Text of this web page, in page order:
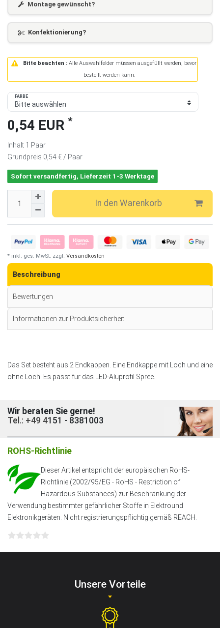
Montage gewünscht?
Konfektionierung?
Bitte beachten :Alle Auswahlfelder müssen ausgefüllt werden, bevor
bestellt werden kann.
FARBE
0,54 EUR *
Inhalt 1 Paar
Grundpreis 0,54 € / Paar
Sofort versandfertig, Lieferzeit 1-3 Werktage
In den Warenkorb
* inkl. ges. MwSt. zzgl. Versandkosten
Beschreibung
Bewertungen
Informationen zur Produktsicherheit
Das Set besteht aus 2 Endkappen. Eine Endkappe mit Loch und eine
ohne Loch. Es passt für das LED-Aluprofil Spree.
Wir beraten Sie gerne!
Tel.: +49 4151 - 8381003
ROHS-Richtlinie
Dieser Artikel entspricht der europäischen RoHS-
Richtlinie (2002/95/EG - RoHS - Restriction of
Hazardous Substances) zur Beschränkung der
Verwendung bestimmter gefährlicher Stoffe in Elektround
Elektronikgeräten. Nicht registrierungspflichtig gemäß REACH.
Unsere Vorteile